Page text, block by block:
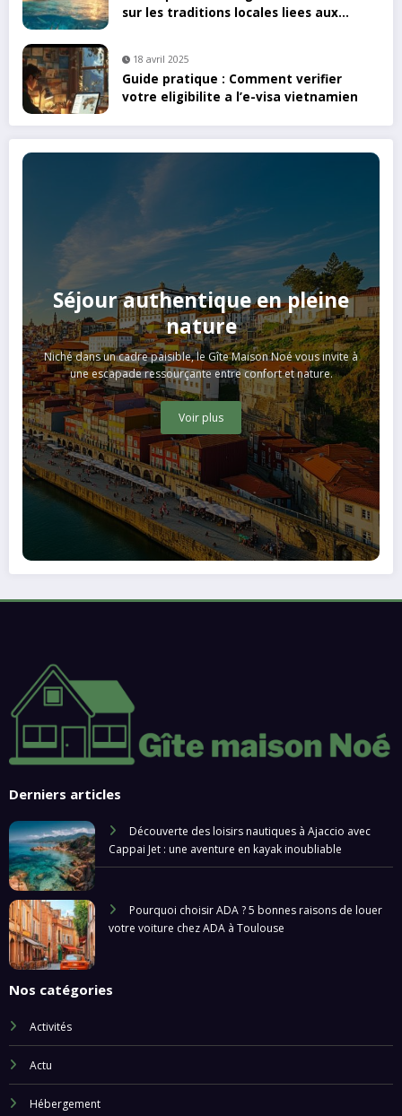
sur les traditions locales liees aux
18 avril 2025
Guide pratique : Comment verifier
votre eligibilite a l’e-visa vietnamien
Séjour authentique en pleine
nature
Niché dans un cadre paisible, le Gîte Maison Noé vous invite à
une escapade ressourçante entre confort et nature.
Voir plus
Derniers articles
Découverte des loisirs nautiques à Ajaccio avec
Cappai Jet : une aventure en kayak inoubliable
Pourquoi choisir ADA ? 5 bonnes raisons de louer
votre voiture chez ADA à Toulouse
Nos catégories
Activités
Actu
Hébergement